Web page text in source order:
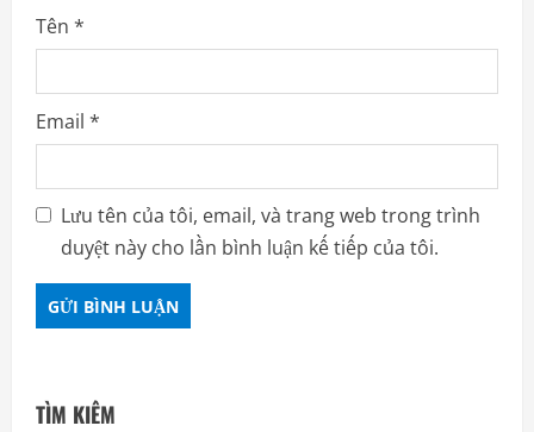
Tên *
Email *
Lưu tên của tôi, email, và trang web trong trình
duyệt này cho lần bình luận kế tiếp của tôi.
TÌM KIẾM